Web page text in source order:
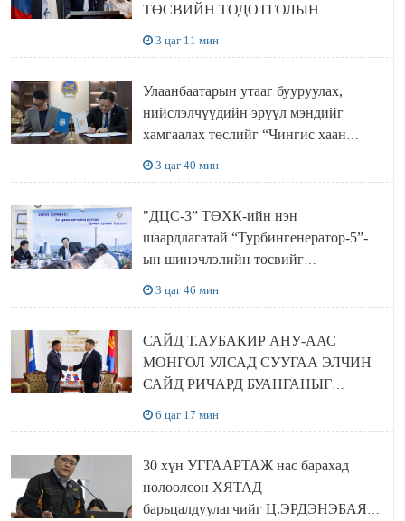
ТӨСВИЙН ТОДОТГОЛЫН
3 цаг 11 мин
Улаанбаатарын утааг бууруулах,
нийслэлчүүдийн эрүүл мэндийг
хамгаалах төслийг “Чингис хаан
3 цаг 40 мин
"ДЦС-3” ТӨХК-ийн нэн
шаардлагатай “Турбингенератор-5”-
ын шинэчлэлийн төсвийг
3 цаг 46 мин
САЙД Т.АУБАКИР АНУ-ААС
МОНГОЛ УЛСАД СУУГАА ЭЛЧИН
САЙД РИЧАРД БУАНГАНЫГ
6 цаг 17 мин
30 хүн УГГААРТАЖ нас барахад
нөлөөлсөн ХЯТАД
барьцалдуулагчийг Ц.ЭРДЭНЭБАЯР